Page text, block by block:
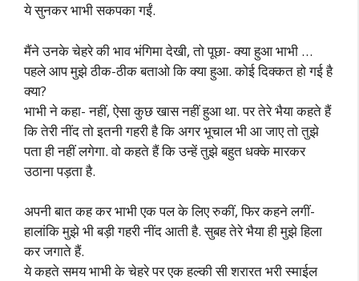
ये सुनकर भाभी सकपका गईं.
मैंने उनके चेहरे की भाव भंगिमा देखी, तो पूछा- क्या हुआ भाभी …
पहले आप मुझे ठीक-ठीक बताओ कि क्या हुआ. कोई दिक्कत हो गई है
क्या?
भाभी ने कहा- नहीं, ऐसा कुछ खास नहीं हुआ था. पर तेरे भैया कहते हैं
कि तेरी नींद तो इतनी गहरी है कि अगर भूचाल भी आ जाए तो तुझे
पता ही नहीं लगेगा. वो कहते हैं कि उन्हें तुझे बहुत धक्के मारकर
उठाना पड़ता है.
अपनी बात कह कर भाभी एक पल के लिए रुकीं, फिर कहने लगीं-
हालांकि मुझे भी बड़ी गहरी नींद आती है. सुबह तेरे भैया ही मुझे हिला
कर जगाते हैं.
ये कहते समय भाभी के चेहरे पर एक हल्की सी शरारत भरी स्माईल